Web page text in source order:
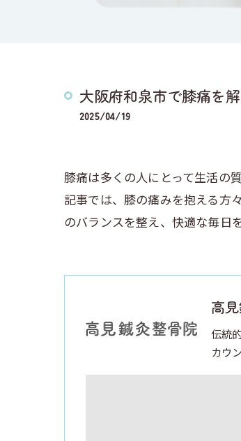
大阪府和泉市で膝痛を
2025/04/19
膝痛は多くの人にとって生活の
記事では、膝の痛みを抱える方
のバランスを整え、快適な毎日
高
伝統
カウ